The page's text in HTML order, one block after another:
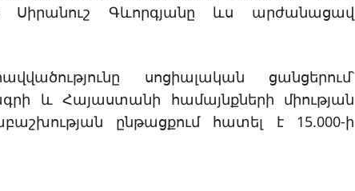
Սիրանուշ Գևորգյանը ևս արժանացավ
սոցիալական ցանցերում՝
և Հայաստանի համայնքների միության
ընթացքում հատել է 15.000-ի